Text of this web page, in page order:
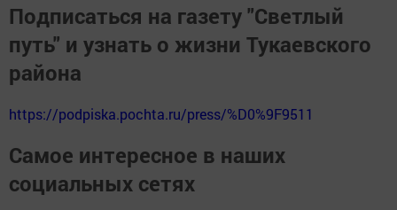
Подписаться на газету "Светлый
путь" и узнать о жизни Тукаевского
района
https://podpiska.pochta.ru/press/%D0%9F9511
Самое интересное в наших
социальных сетях